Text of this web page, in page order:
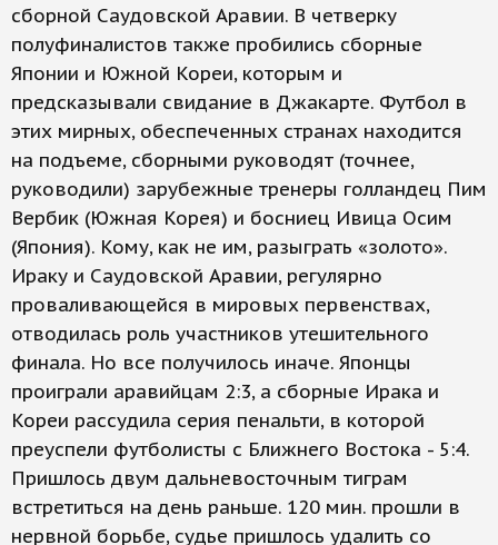
сборной Саудовской Аравии. В четверку
полуфиналистов также пробились сборные
Японии и Южной Кореи, которым и
предсказывали свидание в Джакарте. Футбол в
этих мирных, обеспеченных странах находится
на подъеме, сборными руководят (точнее,
руководили) зарубежные тренеры голландец Пим
Вербик (Южная Корея) и босниец Ивица Осим
(Япония). Кому, как не им, разыграть «золото».
Ираку и Саудовской Аравии, регулярно
проваливающейся в мировых первенствах,
отводилась роль участников утешительного
финала. Но все получилось иначе. Японцы
проиграли аравийцам 2:3, а сборные Ирака и
Кореи рассудила серия пенальти, в которой
преуспели футболисты с Ближнего Востока - 5:4.
Пришлось двум дальневосточным тиграм
встретиться на день раньше. 120 мин. прошли в
нервной борьбе, судье пришлось удалить со